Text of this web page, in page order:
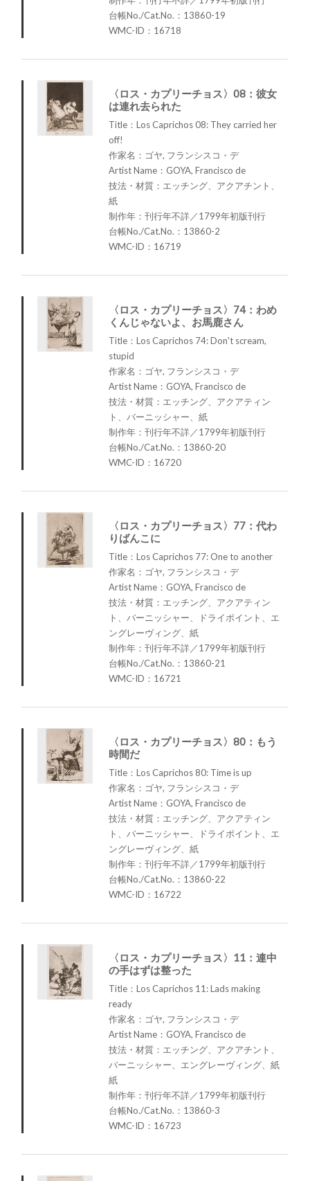
台帳No./Cat.No.：13860-19
WMC-ID：16718
〈ロス・カプリーチョス〉08：彼女
は連れ去られた
Title：Los Caprichos 08: They carried her
off!
作家名：ゴヤ, フランシスコ・デ
Artist Name：GOYA, Francisco de
技法・材質：エッチング、アクアチント、
紙
制作年：刊行年不詳／1799年初版刊行
台帳No./Cat.No.：13860-2
WMC-ID：16719
〈ロス・カプリーチョス〉74：わめ
くんじゃないよ、お馬鹿さん
Title：Los Caprichos 74: Don't scream,
stupid
作家名：ゴヤ, フランシスコ・デ
Artist Name：GOYA, Francisco de
技法・材質：エッチング、アクアティン
ト、バーニッシャー、紙
制作年：刊行年不詳／1799年初版刊行
台帳No./Cat.No.：13860-20
WMC-ID：16720
〈ロス・カプリーチョス〉77：代わ
りばんこに
Title：Los Caprichos 77: One to another
作家名：ゴヤ, フランシスコ・デ
Artist Name：GOYA, Francisco de
技法・材質：エッチング、アクアティン
ト、バーニッシャー、ドライポイント、エ
ングレーヴィング、紙
制作年：刊行年不詳／1799年初版刊行
台帳No./Cat.No.：13860-21
WMC-ID：16721
〈ロス・カプリーチョス〉80：もう
時間だ
Title：Los Caprichos 80: Time is up
作家名：ゴヤ, フランシスコ・デ
Artist Name：GOYA, Francisco de
技法・材質：エッチング、アクアティン
ト、バーニッシャー、ドライポイント、エ
ングレーヴィング、紙
制作年：刊行年不詳／1799年初版刊行
台帳No./Cat.No.：13860-22
WMC-ID：16722
〈ロス・カプリーチョス〉11：連中
の手はずは整った
Title：Los Caprichos 11: Lads making
ready
作家名：ゴヤ, フランシスコ・デ
Artist Name：GOYA, Francisco de
技法・材質：エッチング、アクアチント、
バーニッシャー、エングレーヴィング、紙
紙
制作年：刊行年不詳／1799年初版刊行
台帳No./Cat.No.：13860-3
WMC-ID：16723